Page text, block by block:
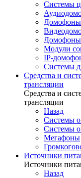
Системы
Домофоны
Модули
IP-
Системы
Средства и
трансляции
Средства и
трансляции
Назад
Системы
Системы
Мегафоны
Источники
Источники
Назад